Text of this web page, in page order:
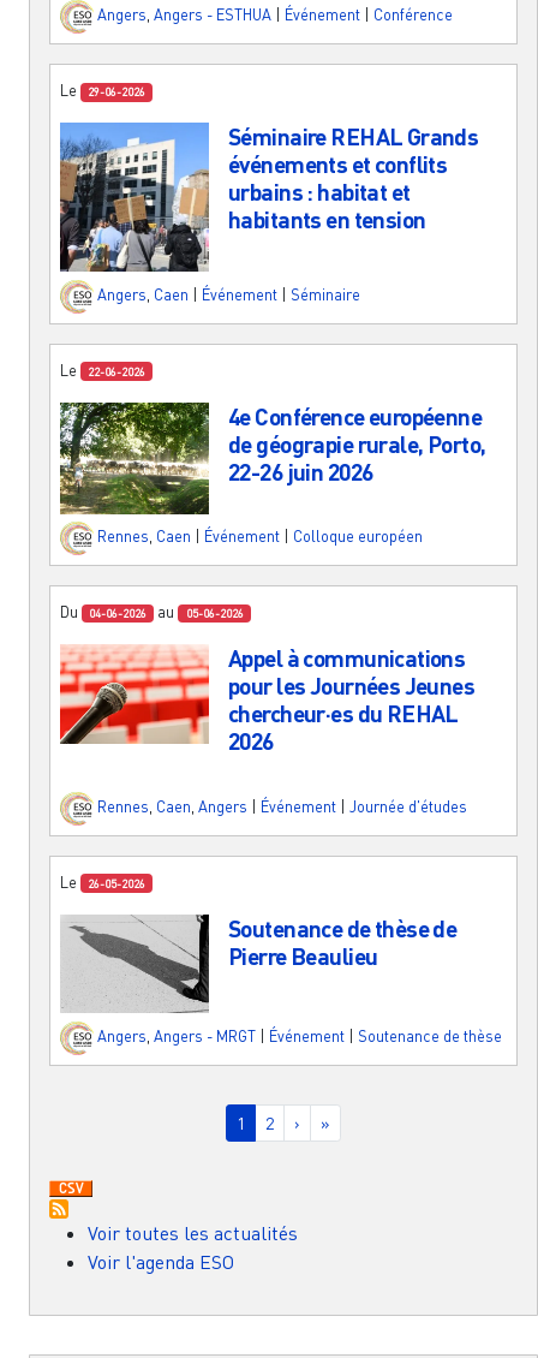
Angers, Angers - ESTHUA Événement Conférence
Le 29-06-2026
Séminaire REHAL Grands
événements et conflits
urbains : habitat et
habitants en tension
Angers Caen Événement Séminaire
Le 22-06-2026
4e Conférence européenne
de géograpie rurale, Porto,
22-26 juin 2026
Rennes, Caen Événement Colloque européen
Du 04-06-2026 au 05-06-2026
Appel à communications
pour les Journées Jeunes
chercheur·es du REHAL
2026
Rennes Caen Angers Événement Journée d'études
Le 26-05-2026
Soutenance de thèse de
Pierre Beaulieu
Angers Angers - MRGT Événement Soutenance de thèse
Page courante
1 Page
2 Page suivante
› Dernière page
»
Voir toutes les actualités
Voir l'agenda ESO